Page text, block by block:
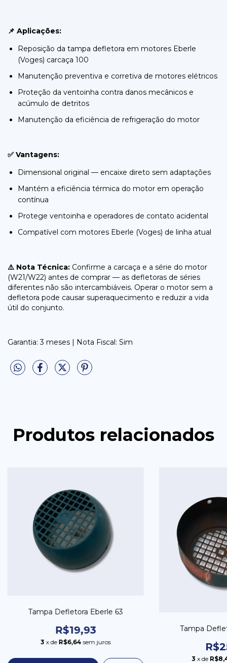
📌 Aplicações:
Reposição da tampa defletora em motores Eberle
(Voges) carcaça 100
Manutenção preventiva e corretiva de motores elétricos
Proteção da ventoinha contra danos mecânicos e
acúmulo de detritos
Manutenção da eficiência de refrigeração do motor
✅ Vantagens:
Dimensional original — encaixe direto sem adaptações
Mantém a eficiência térmica do motor em operação
contínua
Protege ventoinha e operadores de contato acidental
Compatível com motores Eberle (Voges) de linha atual
⚠️ Nota Técnica: Confirme a carcaça e a série do motor
(W21/W22) antes de comprar — as defletoras de séries
diferentes não são intercambiáveis. Operar o motor sem a
defletora pode causar superaquecimento e reduzir a vida
útil do conjunto.
Garantia: 3 meses | Nota Fiscal: Sim
Produtos relacionados
Tampa Defletora Eberle 63
R$19,93
3 x de R$6,64 sem juros
Tampa
3 x de